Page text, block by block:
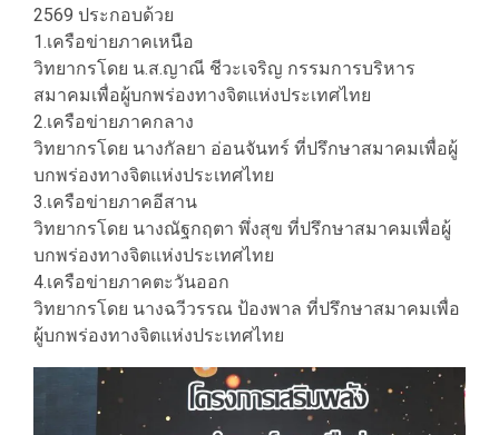
2569 ประกอบด้วย
1.เครือข่ายภาคเหนือ
วิทยากรโดย น.ส.ญาณี ชีวะเจริญ กรรมการบริหาร
สมาคมเพื่อผู้บกพร่องทางจิตแห่งประเทศไทย
2.เครือข่ายภาคกลาง
วิทยากรโดย นางกัลยา อ่อนจันทร์ ที่ปรึกษาสมาคมเพื่อผู้
บกพร่องทางจิตแห่งประเทศไทย
3.เครือข่ายภาคอีสาน
วิทยากรโดย นางณัฐกฤตา พึ่งสุข ที่ปรึกษาสมาคมเพื่อผู้
บกพร่องทางจิตแห่งประเทศไทย
4.เครือข่ายภาคตะวันออก
วิทยากรโดย นางฉวีวรรณ ป้องพาล ที่ปรึกษาสมาคมเพื่อ
ผู้บกพร่องทางจิตแห่งประเทศไทย